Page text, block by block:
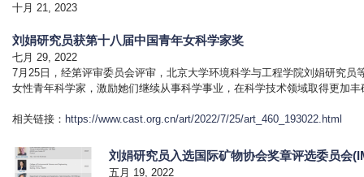
十月 21, 2023
刘娟研究员获第十八届中国青年女科学家奖
七月 29, 2022
7月25日， 经第评审委员会评审，北京大学环境科学与工程学院刘娟研究员
女性青年科学家，激励她们继续从事科学事业，在科学技术领域取得更加
相关链接： https://www.cast.org.cn/art/2022/7/25/art_460_193022.html
刘娟研究员入选国际矿物协会奖章评选委员会
五月 19, 2022